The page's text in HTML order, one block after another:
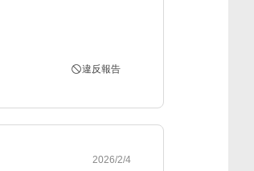
違反報告
2026/2/4